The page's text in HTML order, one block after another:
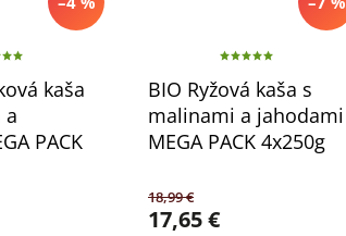
kaša
a
PACK
BIO Ryžová kaša s
malinami a jahodami
MEGA PACK 4x250g
18,99 €
17,65 €